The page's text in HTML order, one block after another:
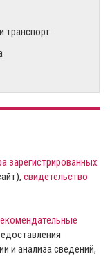
транспорт
зарегистрированных
свидетельство
и анализа сведений,